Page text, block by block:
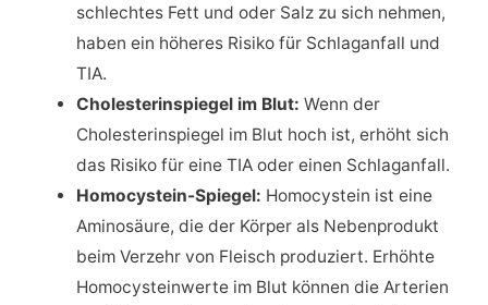
schlechtes Fett und oder Salz zu sich nehmen,
haben ein höheres Risiko für Schlaganfall und
TIA.
Cholesterinspiegel im Blut: Wenn der
Cholesterinspiegel im Blut hoch ist, erhöht sich
das Risiko für eine TIA oder einen Schlaganfall.
Homocystein-Spiegel: Homocystein ist eine
Aminosäure, die der Körper als Nebenprodukt
beim Verzehr von Fleisch produziert. Erhöhte
Homocysteinwerte im Blut können die Arterien